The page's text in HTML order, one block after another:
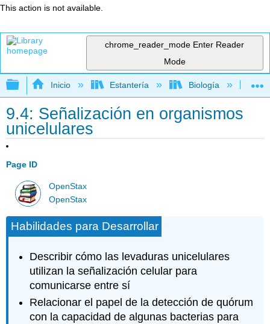
This action is not available.
chrome_reader_mode Enter Reader
Mode
Expandir/contraer jerarquía global
Inicio Estantería Biología
9.4: Señalización en organismos
unicelulares
Page ID
OpenStax
OpenStax
Habilidades para Desarrollar
Describir cómo las levaduras unicelulares
utilizan la señalización celular para
comunicarse entre sí
Relacionar el papel de la detección de quórum
con la capacidad de algunas bacterias para